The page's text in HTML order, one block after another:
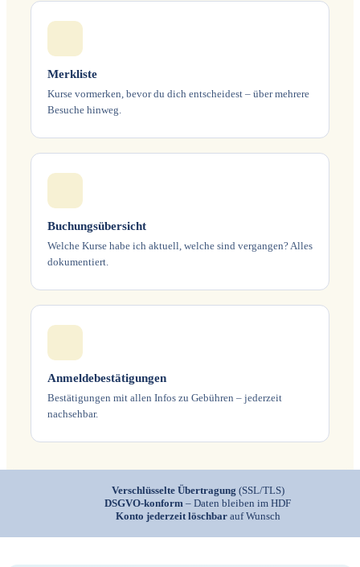
Merkliste
Kurse vormerken, bevor du dich entscheidest – über mehrere
Besuche hinweg.
Buchungsübersicht
Welche Kurse habe ich aktuell, welche sind vergangen? Alles
dokumentiert.
Anmeldebestätigungen
Bestätigungen mit allen Infos zu Gebühren – jederzeit
nachsehbar.
Verschlüsselte Übertragung (SSL/TLS)
DSGVO-konform – Daten bleiben im HDF
Konto jederzeit löschbarauf Wunsch